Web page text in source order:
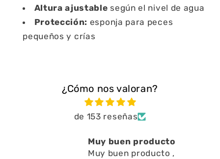
Altura ajustable según el nivel de agua
Protección: esponja para peces
pequeños y crías
¿Cómo nos valoran?
de 153 reseñas
Muy buen producto
Muy buen producto ,